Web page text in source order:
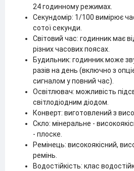
24 годинному режимах.
Секундомір: 1/100 вимірює
сотої секунди.
Світовий час: годинник має
різних часових поясах.
Будильник: годинник може
разів на день (включно з
сигналом у повний час).
Освітлювач: можливість
світлодіодним діодом.
Конверт: виготовлений з
Скло: мінеральне -
- плоске.
Ремінець: високоякісний,
ремінь.
Водостійкість: клас